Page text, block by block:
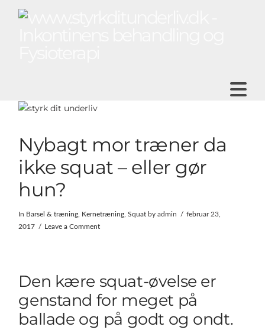
Nybagt mor træner da
ikke squat – eller gør
hun?
In Barsel & træning Kernetræning ,Squat by admin
februar 23,
2017
Leave a Comment
Den kære squat-øvelse er
genstand for meget på
ballade og på godt og ondt.